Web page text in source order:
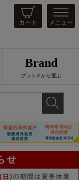
カート メニュー
Brand
ブランドから選ぶ